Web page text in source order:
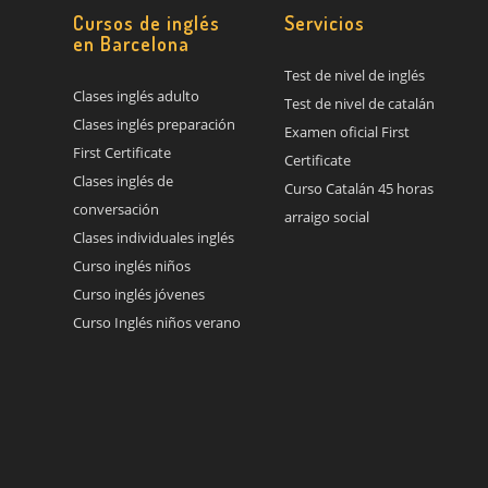
Cursos de inglés
en Barcelona
Clases inglés adulto
Clases inglés preparación
First Certificate
Clases inglés de
conversación
Clases individuales inglés
Curso inglés niños
Curso inglés jóvenes
Curso Inglés niños verano
Servicios
Test de nivel de inglés
Test de nivel de catalán
Examen oficial First
Certificate
Curso Catalán 45 horas
arraigo social